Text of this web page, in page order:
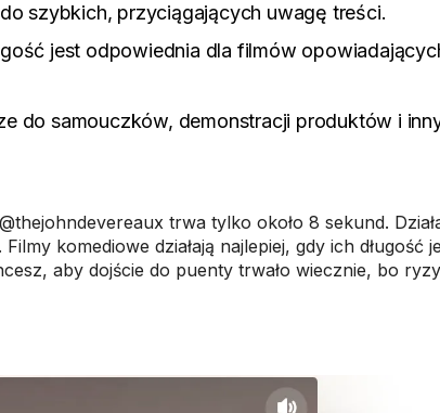
szybkich, przyciągających uwagę treści.
jest odpowiednia dla filmów
do samouczków, demonstracji produktów i
trwa tylko około 8 sekund.
komediowe działają najlepiej, gdy ich długość
aby dojście do puenty trwało wiecznie, bo